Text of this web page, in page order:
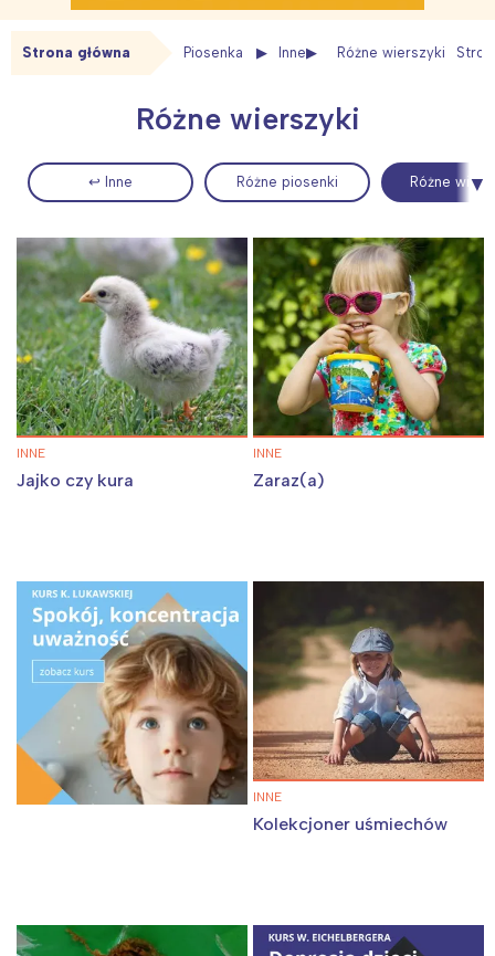
Strona główna Piosenka Inne Różne wierszyki
Różne wierszyki
↩ Inne Różne piosenki Różne
INNE
Jajko czy kura
INNE
Zaraz(a)
INNE
Kolekcjoner uśmiechów